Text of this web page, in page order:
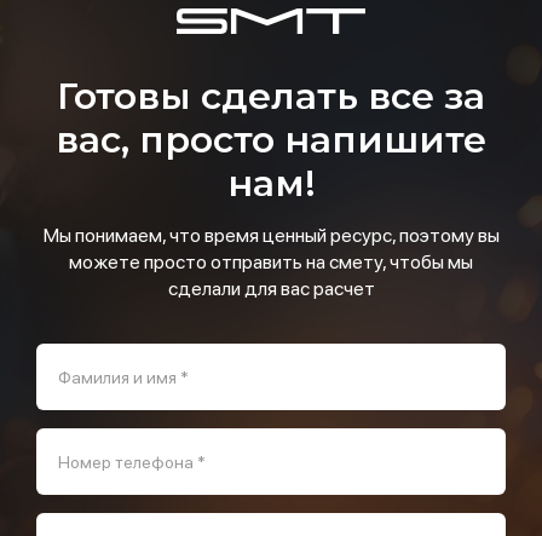
Готовы сделать все за
вас, просто напишите
нам!
Мы понимаем, что время ценный ресурс, поэтому вы
можете просто отправить на смету, чтобы мы
сделали для вас расчет
Фамилия и имя *
Номер телефона *